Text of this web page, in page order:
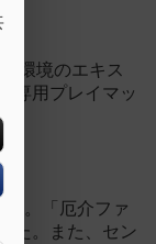
環境のエキス
専用プレイマッ
す。「厄介ファ
た。また、セン